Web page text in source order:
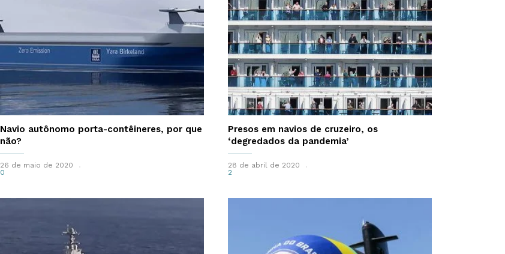
Navio autônomo porta-contêineres, por que
não?
26 de maio de 2020
0
Presos em navios de cruzeiro, os
‘degredados da pandemia’
28 de abril de 2020
2